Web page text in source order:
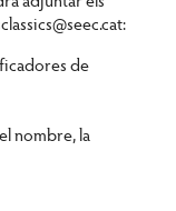
de
nombre, la